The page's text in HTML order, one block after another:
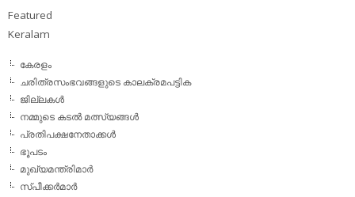
Featured
Keralam
കേരളം
ചരിത്രസംഭവങ്ങളുടെ കാലക്രമപട്ടിക
ജില്ലകള്‍
നമ്മുടെ കടല്‍ മത്സ്യങ്ങള്‍
പ്രതിപക്ഷനേതാക്കള്‍
ഭൂപടം
മുഖ്യമന്ത്രിമാര്‍
സ്പീക്കര്‍മാര്‍